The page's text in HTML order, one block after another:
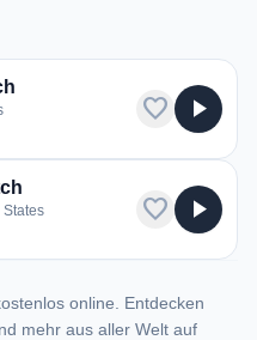
favorite play_arrow
States
favorite play_arrow
online. Entdecken
mehr aus aller Welt auf